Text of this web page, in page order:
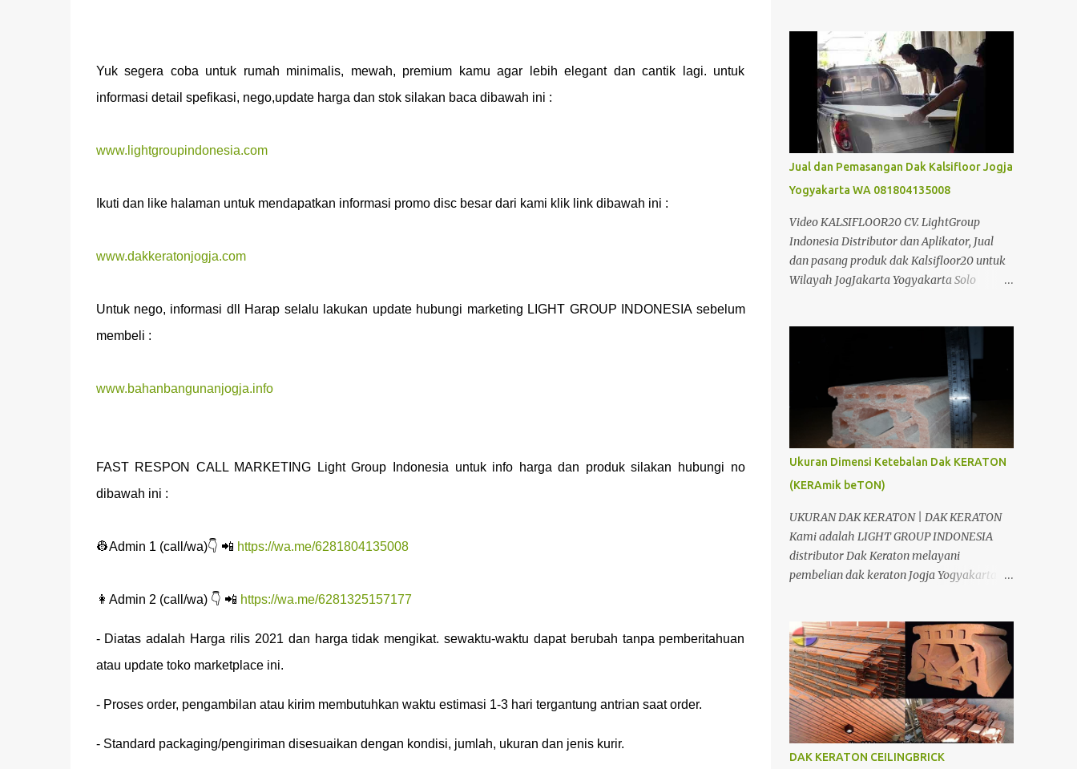
Yuk segera coba untuk rumah minimalis, mewah, premium kamu agar lebih elegant dan cantik lagi. untuk
informasi detail spefikasi, nego,update harga dan stok silakan baca dibawah ini :
www.lightgroupindonesia.com
Ikuti dan like halaman untuk mendapatkan informasi promo disc besar dari kami klik link dibawah ini :
www.dakkeratonjogja.com
Untuk nego, informasi dll Harap selalu lakukan update hubungi marketing LIGHT GROUP INDONESIA sebelum
membeli :
www.bahanbangunanjogja.info
FAST RESPON CALL MARKETING Light Group Indonesia untuk info harga dan produk silakan hubungi no
dibawah ini :
👷Admin 1 (call/wa)👇 📲 https://wa.me/6281804135008
👩Admin 2 (call/wa) 👇 📲 https://wa.me/6281325157177
- Diatas adalah Harga rilis 2021 dan harga tidak mengikat. sewaktu-waktu dapat berubah tanpa pemberitahuan
atau update toko marketplace ini.
- Proses order, pengambilan atau kirim membutuhkan waktu estimasi 1-3 hari tergantung antrian saat order.
- Standard packaging/pengiriman disesuaikan dengan kondisi, jumlah, ukuran dan jenis kurir.
pemakaian beton sangat sedikit sehingga
menghemat material. Dapat berfungsi
sebagai perancah tetap, dipasang tanpa
perlu pembongkaran. Jadi jelas dari segi
perancah sangat ada penghematan.
dibandingkan dengan pembuatan plat
lantai beton konvensional biasa. Selain itu
juga tidak memerlukan alat bantu seperti
krane, sehingga dapat mengurangi biaya
konstruksi. Analisa Perbandingan Cor Beton
Konfensional Dan Dak Beton Kraton Analisa
Harga Biaya Pekerjaan Beton Kraton/m2 &
Cara Menghitung Kebutuhan Dak
Harga Satuan Jumlah Kraton T= 10 Cm 20
m2 10 ,000.00 200,000.00 Besi ...
Jual dan Pemasangan Dak Kalsifloor Jogja
Yogyakarta WA 081804135008
Video KALSIFLOOR20 CV. LightGroup
Indonesia Distributor dan Aplikator, Jual
dan pasang produk dak Kalsifloor20 untuk
Wilayah JogJakarta Yogyakarta Solo
Salatiga Ambarawa Temanggung
Purworejo Banjarnegara Purbalingga
Rembang Grobogan Cepu Kudus Pati Jepara
Kendal dan Jawa Tengah; Telp/SMS/WA
088802725212 / 081804135008 /
081325157177 PIN BB 53897EDC CV. Light
perusahaan yang bergerak dibidang
Distributor, Suplier, Aplikator dan
Kontraktor bahan bangunan di Jogja
Yogyakarta. Dimana tujuan kami adalah
berusaha memberikan kemudahan Anda
menjawab kesulitan Anda. Kami
berpengalaman dalam bidang
pembangunan dan konstruksi. Banyak
produk yang kami tawarkan, dari bahan
untuk Dak, interior, eksterior, maupun jasa
kontraktor, tentunya juga dengan kualitas
yan...
Ukuran Dimensi Ketebalan Dak KERATON
(KERAmik beTON)
UKURAN DAK KERATON | DAK KERATON
Kami adalah LIGHT GROUP INDONESIA
distributor Dak Keraton melayani
pembelian dak keraton Jogja Yogyakarta
YOGYAKARTA CV. Light Group Indonesia
Divisi LIGHTGRID ; Distributor dan
Aplikator, Jual dan pasang Dak Keraton
untuk Wilayah JogJakarta Yogyakarta Solo
Surakarta Semarang Brebes Tegal
Pemalang Batang Purwokerto Cilacap
Wonosobo Wonogiri Purbalingga Klaten
DAK KERATON CEILINGBRICK